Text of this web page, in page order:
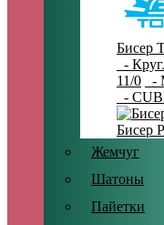
Бисер
-
11/0
-
-
Бисер
Жемчуг
Шатоны
Пайетки